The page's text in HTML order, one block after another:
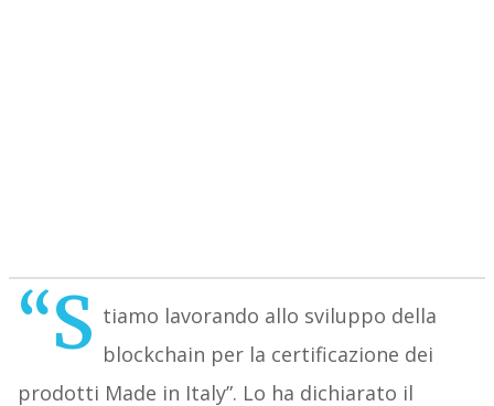
“S tiamo lavorando allo sviluppo della
blockchain per la certificazione dei
prodotti Made in Italy”. Lo ha dichiarato il